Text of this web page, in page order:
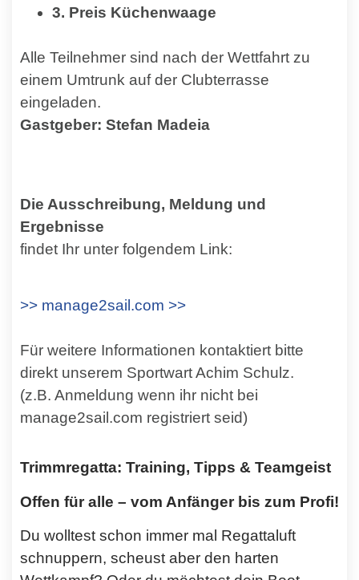
3. Preis Küchenwaage
Alle Teilnehmer sind nach der Wettfahrt zu
einem Umtrunk auf der Clubterrasse
eingeladen.
Gastgeber: Stefan Madeia
Die Ausschreibung, Meldung und
Ergebnisse
findet Ihr unter folgendem Link:
>> manage2sail.com >>
Für weitere Informationen kontaktiert bitte
direkt unserem Sportwart Achim Schulz.
(z.B. Anmeldung wenn ihr nicht bei
manage2sail.com registriert seid)
Trimmregatta: Training, Tipps & Teamgeist
Offen für alle – vom Anfänger bis zum Profi!
Du wolltest schon immer mal Regattaluft
schnuppern, scheust aber den harten